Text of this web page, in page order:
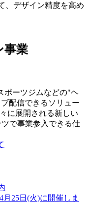
、デザイン精度を高め
事業
ポーツジムなどの"ヘ
配信できるソリュー
に展開される新しい
で事業参入できる仕
月25日(火)に開催しま